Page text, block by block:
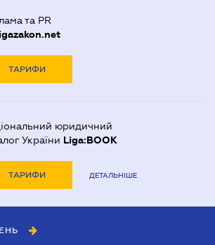
та PR
ТАРИФИ
юридичний
України Liga:BOOK
ТАРИФИ ДЕТАЛЬНІШЕ